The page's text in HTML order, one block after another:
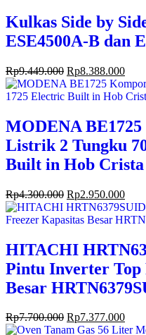
Kulkas Side by
ESE4500A-B dan
Rp9.449.000 Rp8.388.000
MODENA
Listrik 2 Tungku
Built in Hob Crista
Rp4.300.000 Rp2.950.000
HITACHI
Pintu Inverter Top
Besar
Rp7.700.000 Rp7.377.000